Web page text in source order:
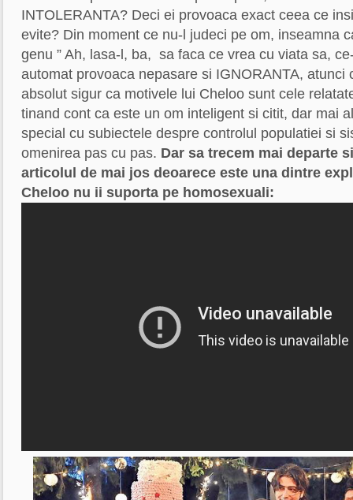
INTOLERANTA? Deci ei provoaca exact ceea ce
evite? Din moment ce nu-l judeci pe om, inseamna
genu ” Ah, lasa-l, ba, sa faca ce vrea cu viata sa,
automat provoaca nepasare si IGNORANTA, atunci
absolut sigur ca motivele lui Cheloo sunt cele
tinand cont ca este un om inteligent si citit, dar mai
special cu subiectele despre controlul populatiei si
omenirea pas cu pas. Dar sa trecem mai departe
articolul de mai jos deoarece este una dintre
Cheloo nu ii suporta pe homosexuali: